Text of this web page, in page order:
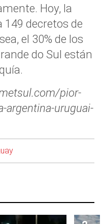
Hoy, la
149 decretos de
el 30% de los
do Sul están
pior-
argentina-uruguai-